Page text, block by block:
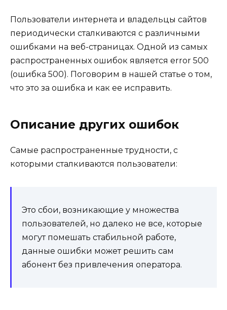
Пользователи интернета и владельцы сайтов
периодически сталкиваются с различными
ошибками на веб-страницах. Одной из самых
распространенных ошибок является error 500
(ошибка 500). Поговорим в нашей статье о том,
что это за ошибка и как ее исправить.
Описание других ошибок
Самые распространенные трудности, с
которыми сталкиваются пользователи:
Это сбои, возникающие у множества
пользователей, но далеко не все, которые
могут помешать стабильной работе,
данные ошибки может решить сам
абонент без привлечения оператора.